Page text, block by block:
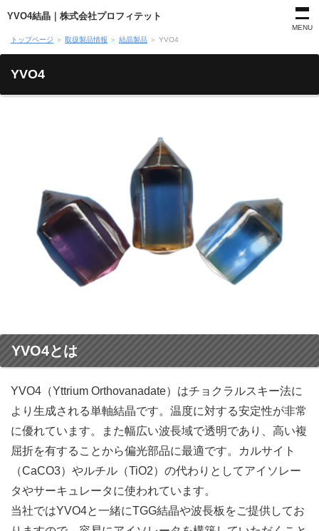
YVO4結晶｜株式会社プロフィテット
MENU
トップページ ＞ 取扱製品情報 ＞ 結晶製品 ＞ YVO4
YVO4
YVO4とは
YVO4（Yttrium Orthovanadate）はチョクラルスキー法に
より生成される単軸結晶です。温度に対する安定性が非常
に優れています。また幅広い波長域で透明であり、高い複
屈折を有することから偏光部品に最適です。カルサイト
（CaCO3）やルチル（TiO2）の代わりとしてアイソレー
タやサーキュレータに使われています。
当社ではYVO4と一緒にTGG結晶や波長板をご提供してお